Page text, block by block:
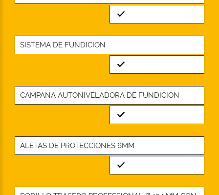
Standard
SISTEMA DE FUNDICION
Standard
CAMPANA AUTONIVELADORA DE FUNDICION
Standard
ALETAS DE PROTECCIONES 6MM
Standard